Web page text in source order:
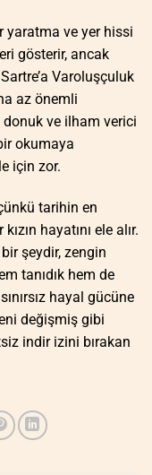
yaratma ve yer hissi
gösterir, ancak
Varoluşçuluk
az önemli
donuk ve ilham verici
okumaya
için zor.
tarihin en
hayatını ele alır.
şeydir, zengin
tanıdık hem de
hayal gücüne
değişmiş gibi
indir izini bırakan